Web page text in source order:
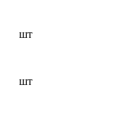
шт
шт